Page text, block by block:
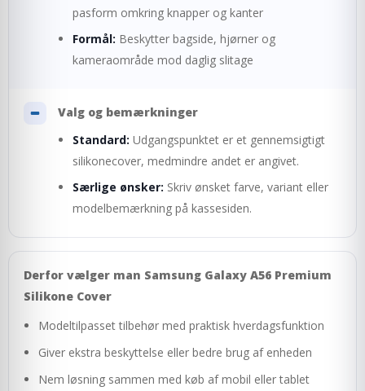
pasform omkring knapper og kanter
Formål: Beskytter bagside, hjørner og
kameraområde mod daglig slitage
Valg og bemærkninger
Standard: Udgangspunktet er et gennemsigtigt
silikonecover, medmindre andet er angivet.
Særlige ønsker: Skriv ønsket farve, variant eller
modelbemærkning på kassesiden.
Derfor vælger man Samsung Galaxy A56 Premium
Silikone Cover
Modeltilpasset tilbehør med praktisk hverdagsfunktion
Giver ekstra beskyttelse eller bedre brug af enheden
Nem løsning sammen med køb af mobil eller tablet